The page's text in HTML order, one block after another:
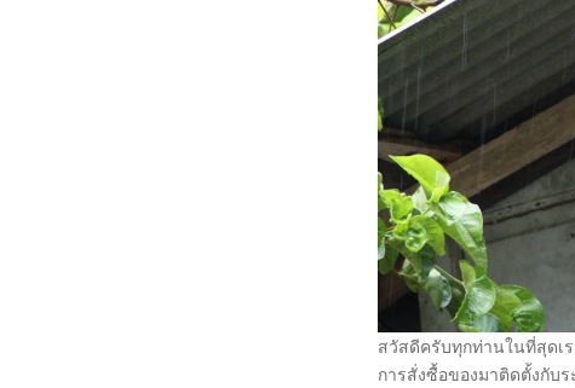
สวัสดีครับทุกท่านในที่สุดเ
การสั่งซื้อของมาติดตั้งกับ